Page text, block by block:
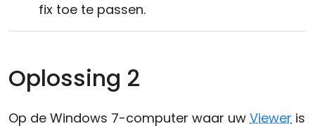
fix toe te passen.
Oplossing 2
Op de Windows 7-computer waar uw Viewer is